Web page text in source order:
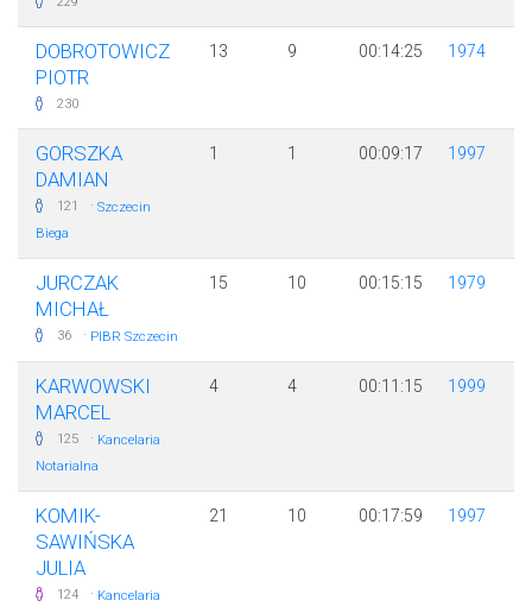
DOBROTOWICZ
PIOTR
230
13 9 00:14:25 1974
GORSZKA
DAMIAN
121 · Szczecin
Biega
1 1 00:09:17 1997
JURCZAK
MICHAŁ
36 · PIBR Szczecin
15 10 00:15:15 1979
KARWOWSKI
MARCEL
125 · Kancelaria
Notarialna
4 4 00:11:15 1999
KOMIK-
SAWIŃSKA
JULIA
124 · Kancelaria
21 10 00:17:59 1997